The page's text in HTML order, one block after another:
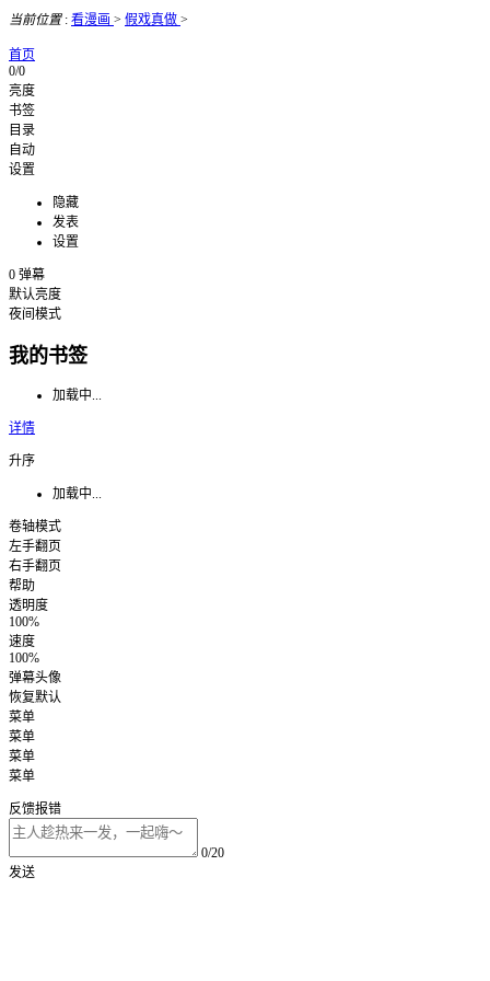
当前位置: 看漫画 > 假戏真做 >
首页
0/0
亮度
书签
目录
自动
设置
隐藏
发表
设置
0 弹幕
默认亮度
夜间模式
我的书签
加载中...
详情
升序
加载中...
卷轴模式
左手翻页
右手翻页
帮助
透明度
100%
速度
100%
弹幕头像
恢复默认
菜单
菜单
菜单
菜单
反馈报错
0/20
发送